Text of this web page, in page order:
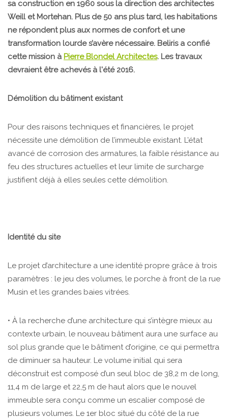
sa construction en 1960 sous la direction des architectes
Weill et Mortehan. Plus de 50 ans plus tard, les habitations
ne répondent plus aux normes de confort et une
transformation lourde s’avère nécessaire. Beliris a confié
cette mission à Pierre Blondel Architectes. Les travaux
devraient être achevés à l'été 2016.
Démolition du bâtiment existant
Pour des raisons techniques et financières, le projet
nécessite une démolition de l’immeuble existant. L’état
avancé de corrosion des armatures, la faible résistance au
feu des structures actuelles et leur limite de surcharge
justifient déjà à elles seules cette démolition.
Identité du site
Le projet d’architecture a une identité propre grâce à trois
paramètres : le jeu des volumes, le porche à front de la rue
Musin et les grandes baies vitrées.
• À la recherche d’une architecture qui s’intègre mieux au
contexte urbain, le nouveau bâtiment aura une surface au
sol plus grande que le bâtiment d’origine, ce qui permettra
de diminuer sa hauteur. Le volume initial qui sera
déconstruit est composé d’un seul bloc de 38,2 m de long,
11,4 m de large et 22,5 m de haut alors que le nouvel
immeuble sera conçu comme un escalier composé de
plusieurs volumes. Le 1er bloc situé du côté de la rue